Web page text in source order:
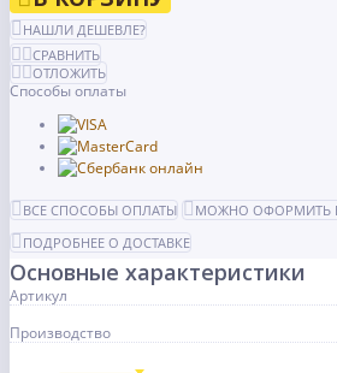
НАШЛИ ДЕШЕВЛЕ?
СРАВНИТЬ
ОТЛОЖИТЬ
Способы оплаты
ВСЕ СПОСОБЫ ОПЛАТЫ
МОЖНО ОФОРМИТЬ
ПОДРОБНЕЕ О ДОСТАВКЕ
Основные характеристики
Артикул
Производство